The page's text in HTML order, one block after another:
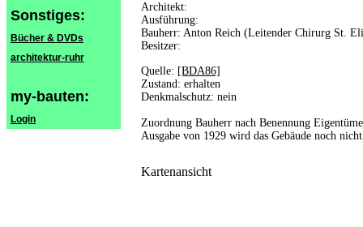
Sonstiges:
Bücher & DVDs
architektur-ruhr
my-bauten:
Login
Architekt:
Ausführung:
Bauherr: Anton Reich (Leitender Chirurg St.
Besitzer:
Quelle: [BDA86]
Zustand: erhalten
Denkmalschutz: nein
Zuordnung Bauherr nach Benennung
Ausgabe von 1929 wird das Gebäude noch
Kartenansicht